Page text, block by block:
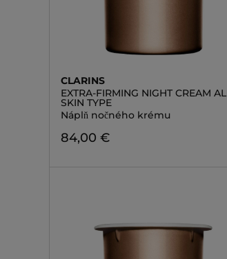
CLARINS
EXTRA-FIRMING NIGHT CREAM
SKIN TYPE
Náplň nočného krému
84,00 €